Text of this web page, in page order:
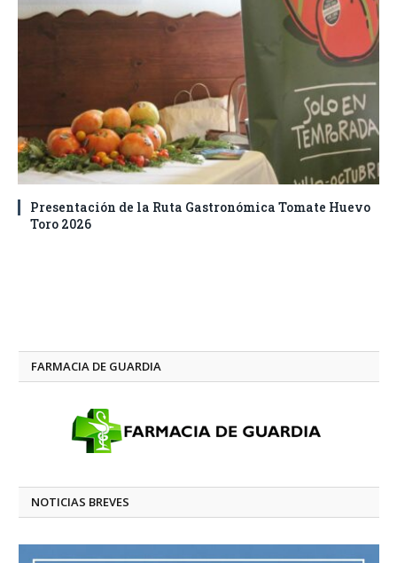
Presentación de la Ruta Gastronómica Tomate Huevo
Toro 2026
FARMACIA DE GUARDIA
NOTICIAS BREVES